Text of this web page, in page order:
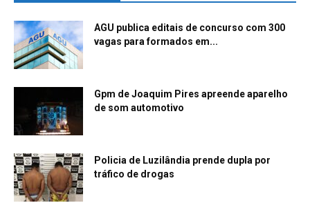
AGU publica editais de concurso com 300
vagas para formados em...
Gpm de Joaquim Pires apreende aparelho
de som automotivo
Policia de Luzilândia prende dupla por
tráfico de drogas